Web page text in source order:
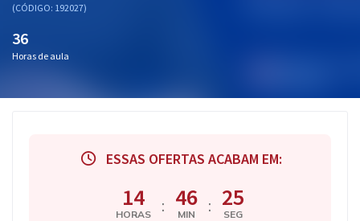
Blog
Aprovados
(CÓDIGO: 192027)
36
Horas de aula
ESSAS OFERTAS ACABAM EM:
14
HORAS : 46
MIN : 24
SEG